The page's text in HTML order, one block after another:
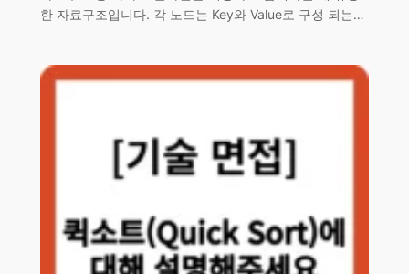
한 자료구조입니다. 각 노드는 Key와 Value로 구성 되는…